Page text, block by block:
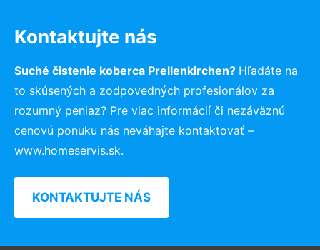
Kontaktujte nás
Suché čistenie koberca Prellenkirchen? Hľadáte na
to skúsených a zodpovedných profesionálov za
rozumný peniaz? Pre viac informácií či nezáväznú
cenovú ponuku nás neváhajte kontaktovať –
www.homeservis.sk.
KONTAKTUJTE NÁS